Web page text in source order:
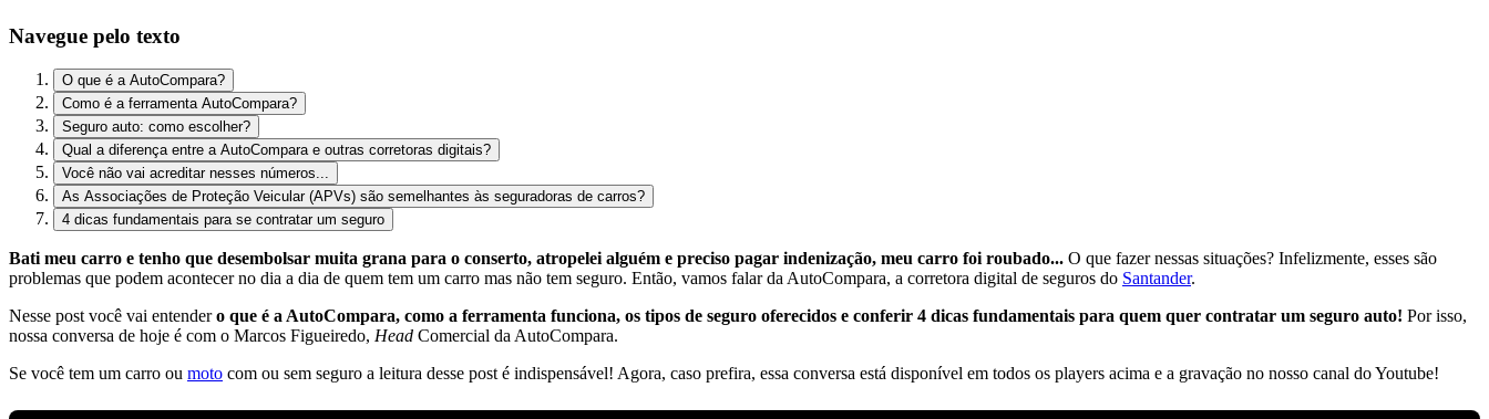
Navegue pelo texto
O que é a AutoCompara?
Como é a ferramenta AutoCompara?
Seguro auto: como escolher?
Qual a diferença entre a AutoCompara e outras corretoras digitais?
Você não vai acreditar nesses números...
As Associações de Proteção Veicular (APVs) são semelhantes às seguradoras de carros?
4 dicas fundamentais para se contratar um seguro
Bati meu carro e tenho que desembolsar muita grana para o conserto, atropelei alguém e preciso pagar indenização, meu carro foi roubado... O que fazer nessas situações? Infelizmente, esses são
problemas que podem acontecer no dia a dia de quem tem um carro mas não tem seguro. Então, vamos falar da AutoCompara, a corretora digital de seguros do Santander.
Nesse post você vai entendero que é a AutoCompara, como a ferramenta funciona, os tipos de seguro oferecidos e conferir 4 dicas fundamentais para quem quer contratar um seguro auto! Por isso,
nossa conversa de hoje é com o Marcos Figueiredo, Head Comercial da AutoCompara.
Se você tem um carro ou moto com ou sem seguro a leitura desse post é indispensável! Agora, caso prefira, essa conversa está disponível em todos os players acima e a gravação no nosso canal do Youtube!